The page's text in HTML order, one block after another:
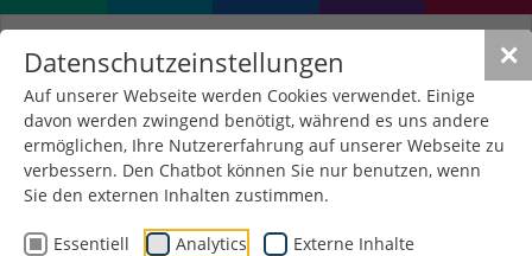
✕
Datenschutzeinstellungen
Auf unserer Webseite werden Cookies verwendet. Einige
davon werden zwingend benötigt, während es uns andere
ermöglichen, Ihre Nutzererfahrung auf unserer Webseite zu
verbessern. Den Chatbot können Sie nur benutzen, wenn
Sie den externen Inhalten zustimmen.
Essentiell Analytics Externe Inhalte
Aufgaben und Funktionen
des Dekanats in der
Fakultät Informatik